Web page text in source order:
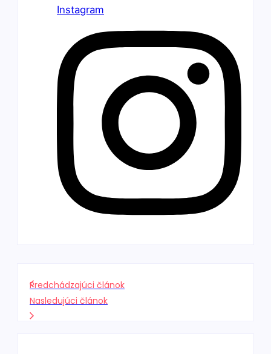
Instagram
Predchádzajúci článok
Nasledujúci článok